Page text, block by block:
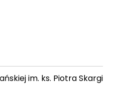
im. ks. Piotra Skargi